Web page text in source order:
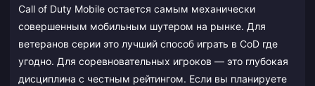
Call of Duty Mobile остается самым механически
совершенным мобильным шутером на рынке. Для
ветеранов серии это лучший способ играть в CoD где
угодно. Для соревновательных игроков — это глубокая
дисциплина с честным рейтингом. Если вы планируете